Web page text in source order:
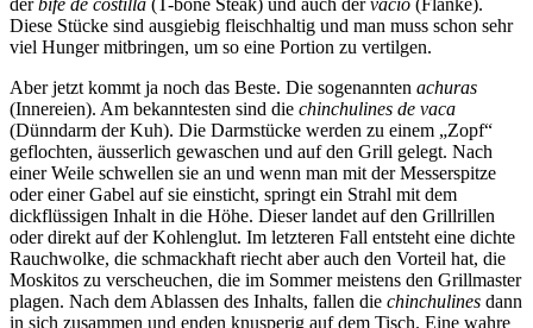
derbife de costilla (T-bone Steak) und auch dervacío (Flanke).
Diese Stücke sind ausgiebig fleischhaltig und man muss schon sehr
viel Hunger mitbringen, um so eine Portion zu vertilgen.
Aber jetzt kommt ja noch das Beste. Die sogenannten achuras
(Innereien). Am bekanntesten sind die chinchulines de vaca
(Dünndarm der Kuh). Die Darmstücke werden zu einem
Zopf
geflochten, äusserlich gewaschen und auf den Grill gelegt. Nach
einer Weile schwellen sie an und wenn man mit der Messerspitze
oder einer Gabel auf sie einsticht, springt ein Strahl mit dem
dickflüssigen Inhalt in die Höhe. Dieser landet auf den Grillrillen
oder direkt auf der Kohlenglut. Im letzteren Fall entsteht eine dichte
Rauchwolke, die schmackhaft riecht aber auch den Vorteil hat, die
Moskitos zu verscheuchen, die im Sommer meistens den Grillmaster
plagen. Nach dem Ablassen des Inhalts, fallen die chinchulines dann
in sich zusammen und enden knusperig auf dem Tisch. Eine wahre